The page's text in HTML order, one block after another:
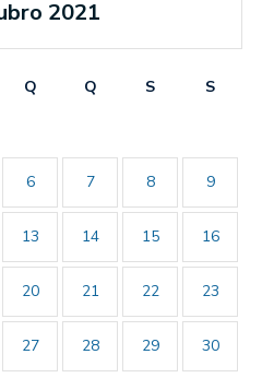
2021
Q Q S
S
6 7 8 9
13 14 15 16
20 21 22 23
27 28 29 30